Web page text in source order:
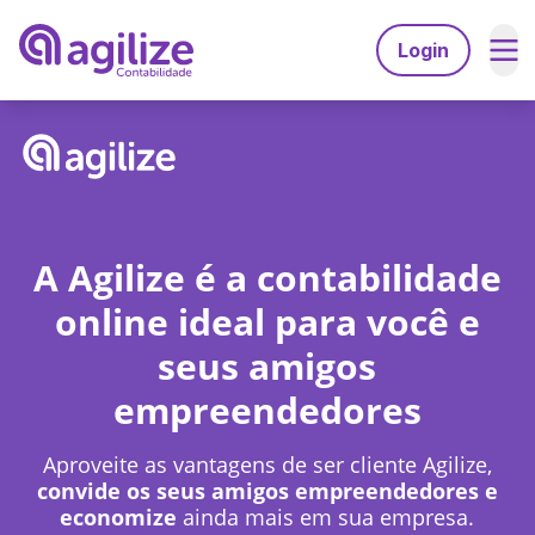
Login
Migrar de MEI para ME
Agilize Unique
Contabilidade especializada em:
Desenvolvedores
Médicos
Psicólogos
Consultores
Advogados
Recursos
Ferramentas
Calculdadora CLTxPJ
Consulta de CNAEs
Gerador de invoice
Explore
Perguntas Frequentes
A Agilize
A Agilize é confiável
Depoimentos de clientes
Faça parte do time Agilize
A Agilize é a contabilidade
online ideal para você e
seus amigos
empreendedores
Aproveite as vantagens de ser cliente Agilize,
convide os seus amigos empreendedores e
economize ainda mais em sua empresa.